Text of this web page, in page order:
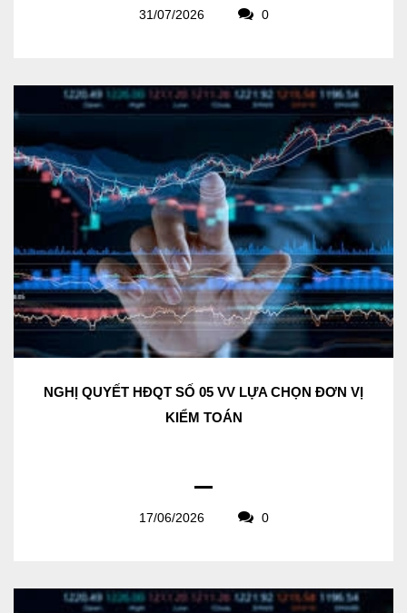
31/07/2026 0
NGHỊ QUYẾT HĐQT SỐ 05 VV LỰA CHỌN ĐƠN VỊ
KIỂM TOÁN
17/06/2026 0